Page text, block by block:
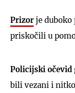
Prizor je duboko
priskočili u
Policijski očevid
bili vezani i